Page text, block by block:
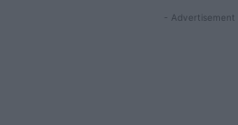
- Advertisement -